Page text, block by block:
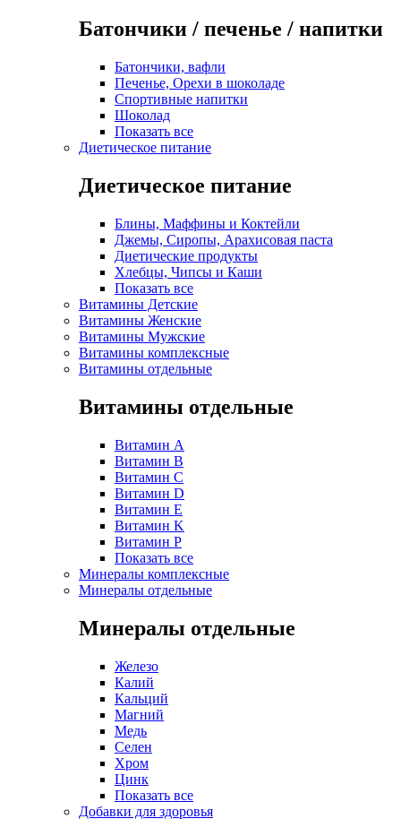
Батончики / печенье / напитки
Батончики, вафли
Печенье, Орехи в шоколаде
Спортивные напитки
Шоколад
Показать все
Диетическое питание
Диетическое питание
Блины, Маффины и Коктейли
Джемы, Сиропы, Арахисовая паста
Диетические продукты
Хлебцы, Чипсы и Каши
Показать все
Витамины Детские
Витамины Женские
Витамины Мужские
Витамины комплексные
Витамины отдельные
Витамины отдельные
Витамин A
Витамин B
Витамин C
Витамин D
Витамин E
Витамин K
Витамин P
Показать все
Минералы комплексные
Минералы отдельные
Минералы отдельные
Железо
Калий
Кальций
Магний
Медь
Селен
Хром
Цинк
Показать все
Добавки для здоровья